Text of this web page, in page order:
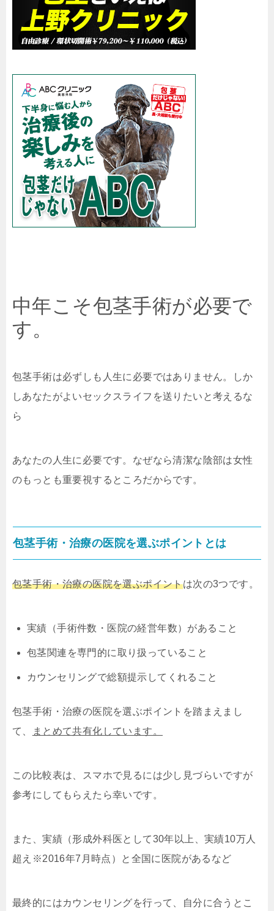
中年こそ包茎手術が必要で
す。
包茎手術は必ずしも人生に必要ではありません。しか
しあなたがよいセックスライフを送りたいと考えるな
ら
あなたの人生に必要です。なぜなら清潔な陰部は女性
のもっとも重要視するところだからです。
包茎手術・治療の医院を選ぶポイントとは
包茎手術・治療の医院を選ぶポイントは次の3つです。
実績（手術件数・医院の経営年数）があること
包茎関連を専門的に取り扱っていること
カウンセリングで総額提示してくれること
包茎手術・治療の医院を選ぶポイントを踏まえまし
て、
まとめて共有化しています。
この比較表は、スマホで見るには少し見づらいですが
参考にしてもらえたら幸いです。
また、実績（形成外科医として30年以上、実績10万人
超え※2016年7月時点）と全国に医院があるなど
最終的にはカウンセリングを行って、自分に合うとこ